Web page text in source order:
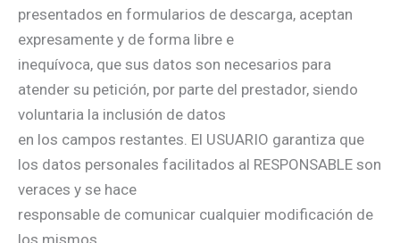
presentados en formularios de descarga, aceptan
expresamente y de forma libre e
inequívoca, que sus datos son necesarios para
atender su petición, por parte del prestador, siendo
voluntaria la inclusión de datos
en los campos restantes. El USUARIO garantiza que
los datos personales facilitados al RESPONSABLE son
veraces y se hace
responsable de comunicar cualquier modificación de